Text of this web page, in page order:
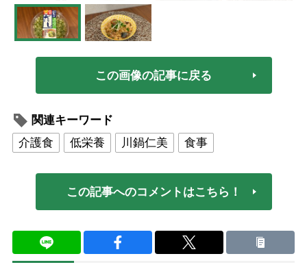
この画像の記事に戻る
関連キーワード
介護食
低栄養 川鍋仁美 食事
この記事へのコメントはこちら！